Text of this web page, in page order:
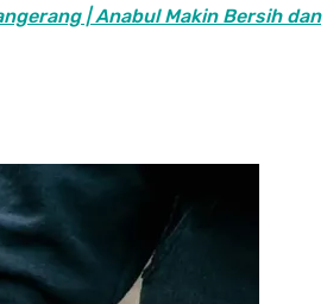
| Anabul Makin Bersih dan